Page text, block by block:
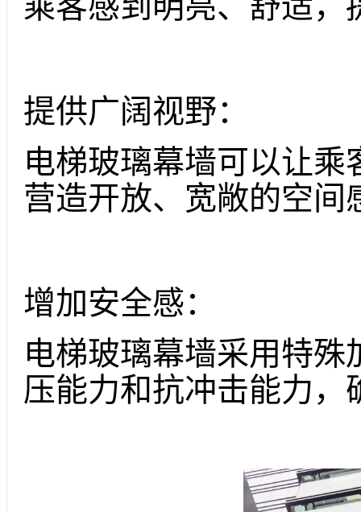
提供广阔视野：
电梯玻璃幕墙可以让
营造开放、宽敞的空间
增加安全感：
电梯玻璃幕墙采用特
压能力和抗冲击能力，